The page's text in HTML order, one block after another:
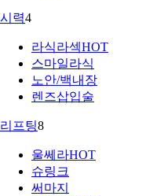
시력4
라식라섹HOT
스마일라식
노안/백내장
렌즈삽입술
리프팅8
울쎄라HOT
슈링크
써마지